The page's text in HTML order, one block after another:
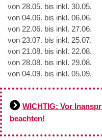
von 28.05. bis inkl. 30.05.
von 04.06. bis inkl. 06.06.
von 22.06. bis inkl. 27.06.
von 23.07. bis inkl. 25.07.
von 21.08. bis inkl. 22.08.
von 28.08. bis inkl. 29.08.
von 04.09. bis inkl. 05.09.
WICHTIG: Vor
beachten!